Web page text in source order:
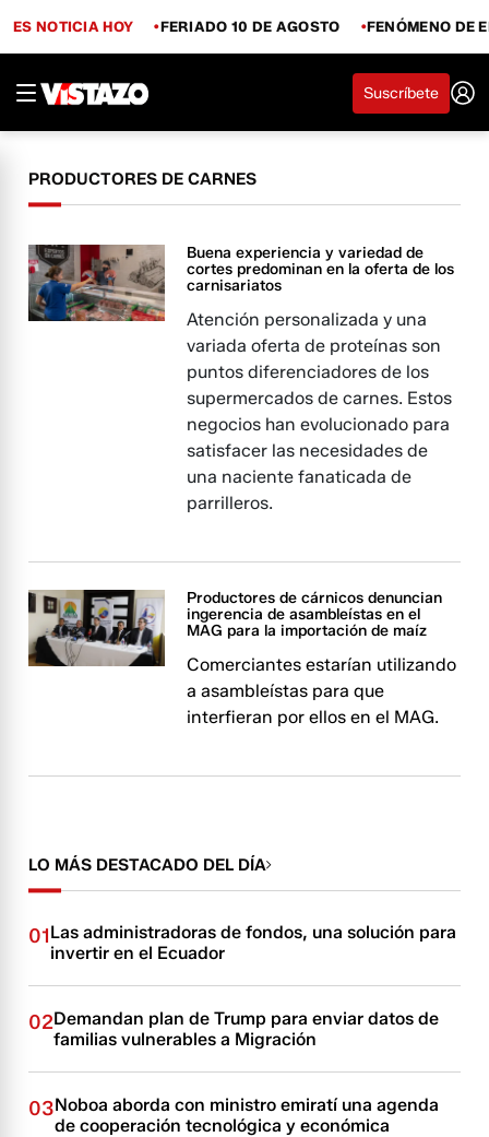
ES NOTICIA HOY FERIADO 10 DE AGOSTO FENÓMENO DE
Suscríbete
PRODUCTORES DE CARNES
Buena experiencia y variedad de
cortes predominan en la oferta de los
carnisariatos
Atención personalizada y una
variada oferta de proteínas son
puntos diferenciadores de los
supermercados de carnes. Estos
negocios han evolucionado para
satisfacer las necesidades de
una naciente fanaticada de
parrilleros.
Productores de cárnicos denuncian
ingerencia de asambleístas en el
MAG para la importación de maíz
Comerciantes estarían utilizando
a asambleístas para que
interfieran por ellos en el MAG.
LO MÁS DESTACADO DEL DÍA
01Las administradoras de fondos, una solución para
invertir en el Ecuador
02Demandan plan de Trump para enviar datos de
familias vulnerables a Migración
03Noboa aborda con ministro emiratí una agenda
de cooperación tecnológica y económica